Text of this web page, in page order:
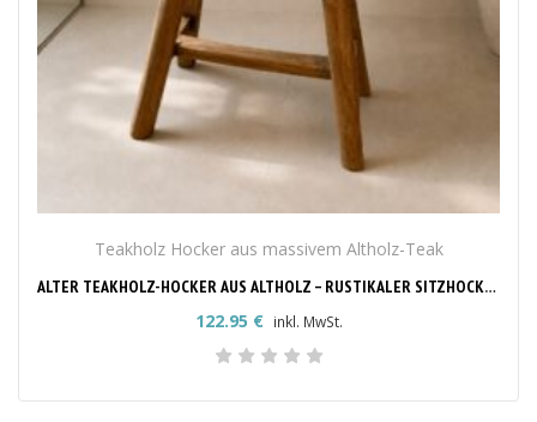
Teakholz Hocker aus massivem Altholz-Teak
ALTER TEAKHOLZ-HOCKER AUS ALTHOLZ – RUSTIKALER SITZHOCKER
122.95 € inkl. MwSt.